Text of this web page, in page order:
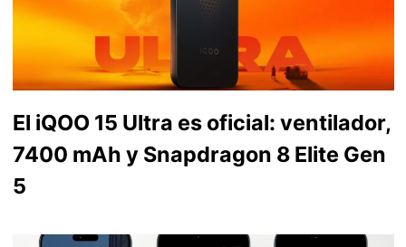
El iQOO 15 Ultra es oficial: ventilador,
7400 mAh y Snapdragon 8 Elite Gen
5